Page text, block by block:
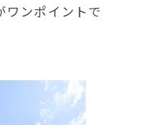
ワンポイントで